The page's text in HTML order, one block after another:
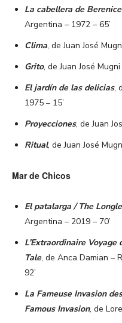
La cabellera de Berenice
Argentina – 1972 – 65’
Clima, de Juan José
Grito, de Juan José
El jardín de las delicias,
1975 – 15’
Proyecciones, de Juan
Ritual, de Juan José
Mar de Chicos
El patalarga / The
Argentina – 2019 – 70’
L’Extraordinaire Voyage
Tale, de Anca Damian –
92’
La Fameuse Invasion
Famous Invasion, de